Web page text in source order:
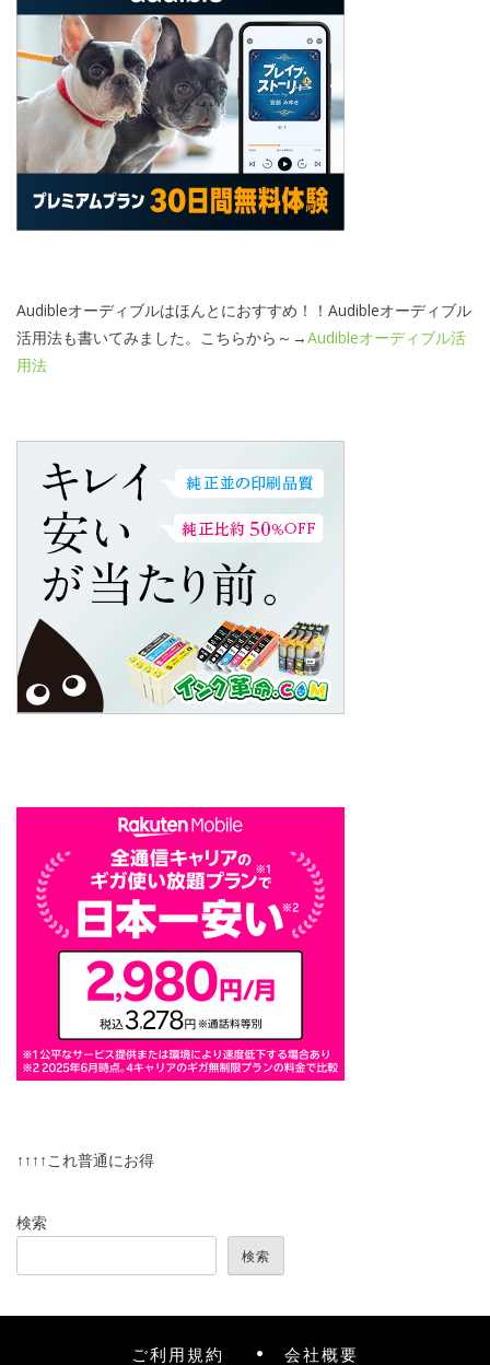
Audibleオーディブルはほんとにおすすめ！！Audibleオーディブル
活用法も書いてみました。こちらから～→Audibleオーディブル活
用法
↑↑↑↑これ普通にお得
検索
検索
ご利用規約 会社概要